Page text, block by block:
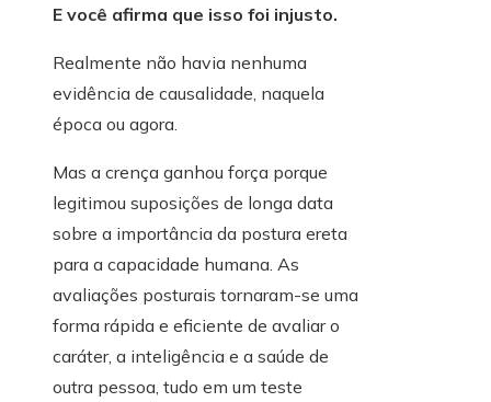
E você afirma que isso foi injusto.
Realmente não havia nenhuma
evidência de causalidade, naquela
época ou agora.
Mas a crença ganhou força porque
legitimou suposições de longa data
sobre a importância da postura ereta
para a capacidade humana. As
avaliações posturais tornaram-se uma
forma rápida e eficiente de avaliar o
caráter, a inteligência e a saúde de
outra pessoa, tudo em um teste